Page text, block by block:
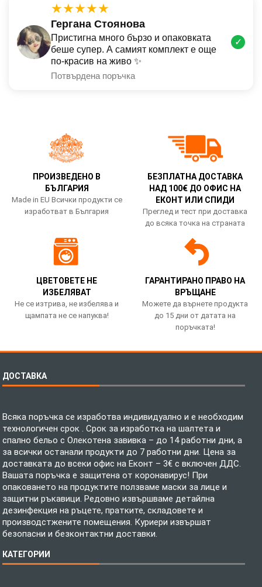
★★★★★
Гергана Стоянова
Пристигна много бързо и опаковката
беше супер. А самият комплект е още
по-красив на живо ✨
Потвърдена поръчка
✓
ПРОИЗВЕДЕНО В
БЪЛГАРИЯ
Made in EU Всички продукти се
изработват в България
БЕЗПЛАТНА ДОСТАВКА
НАД 100€ ДО ОФИС НА
ЕКОНТ ИЛИ СПИДИ
Преглед и тест при доставка
до всяка точка на страната
ЦВЕТОВЕТЕ НЕ
ИЗБЕЛЯВАТ
Не се изтрива, не избелява и
щампата не се напуква!
ГАРАНТИРАНО ПРАВО НА
ВРЪЩАНЕ
Можете да върнете продукта
до 15 дни от датата на
поръчката!
ДОСТАВКА
Всяка поръчка се изработва индивидуално и е необходим
технологичен срок . Срок за изработка на шалтета и
спално бельо с Олекотена завивка – до 14 работни дни, а
за всички останали продукти до 7 работни дни. Цена за
доставката до всеки офис на Еконт – 3€ с включен ДДС.
Вашата поръчка е защитена от коронавирус! При
опаковането на продуктите ползваме маски за лице и
защитни ръкавици. Редовно извършваме детайлна
дезинфекция на ръцете, пратките, складовете и
производстжените помещения. Куриери извършат
безопасни и безконтактни доставки.
КАТЕГОРИИ